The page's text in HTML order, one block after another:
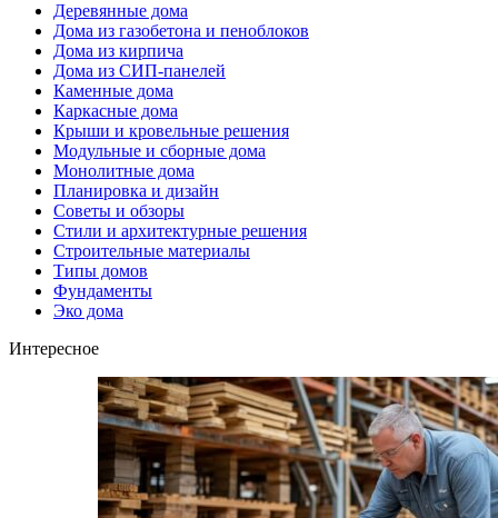
Деревянные дома
Дома из газобетона и пеноблоков
Дома из кирпича
Дома из СИП-панелей
Каменные дома
Каркасные дома
Крыши и кровельные решения
Модульные и сборные дома
Монолитные дома
Планировка и дизайн
Советы и обзоры
Стили и архитектурные решения
Строительные материалы
Типы домов
Фундаменты
Эко дома
Интересное